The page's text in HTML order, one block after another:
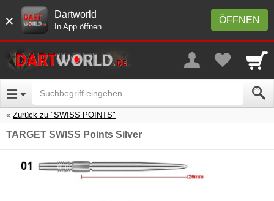
× ÖFFNEN
Dartworld
In App öffnen
Zurück zu "SWISS POINTS"
TARGET SWISS Points Silver